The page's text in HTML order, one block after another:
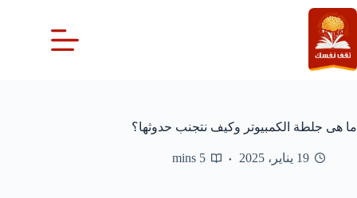
التجاوز
إلى
المحتوى
ما هى جلطة الكمبيوتر وكيف نتجنب حدوثها؟
19 يناير، 2025 5 mins